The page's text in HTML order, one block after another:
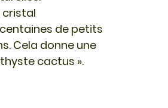
cristal
de petits
Cela donne une
cactus ».